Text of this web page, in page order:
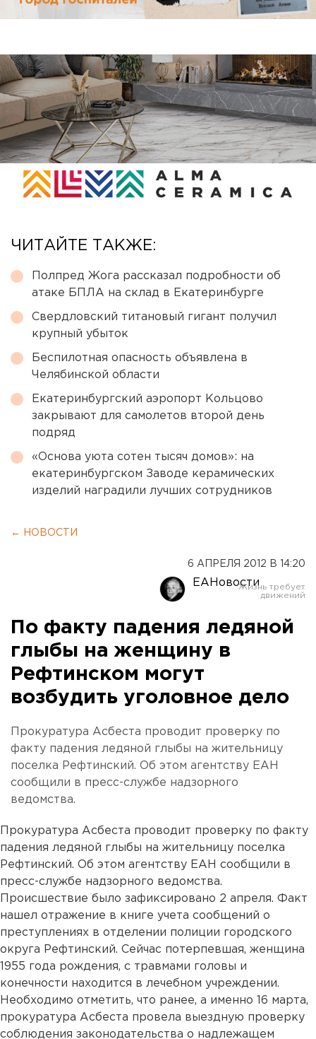
ЧИТАЙТЕ ТАКЖЕ:
Полпред Жога рассказал подробности об
атаке БПЛА на склад в Екатеринбурге
Свердловский титановый гигант получил
крупный убыток
Беспилотная опасность объявлена в
Челябинской области
Екатеринбургский аэропорт Кольцово
закрывают для самолетов второй день
подряд
«Основа уюта сотен тысяч домов»: на
екатеринбургском Заводе керамических
изделий наградили лучших сотрудников
← НОВОСТИ
6 АПРЕЛЯ 2012 В 14:20
ЕАНовости
По факту падения ледяной
глыбы на женщину в
Рефтинском могут
возбудить уголовное дело
Прокуратура Асбеста проводит проверку по
факту падения ледяной глыбы на жительницу
поселка Рефтинский. Об этом агентству ЕАН
сообщили в пресс-службе надзорного
ведомства.
Прокуратура Асбеста проводит проверку по факту
падения ледяной глыбы на жительницу поселка
Рефтинский. Об этом агентству ЕАН сообщили в
пресс-службе надзорного ведомства.
Происшествие было зафиксировано 2 апреля. Факт
нашел отражение в книге учета сообщений о
преступлениях в отделении полиции городского
округа Рефтинский. Сейчас потерпевшая, женщина
1955 года рождения, с травмами головы и
конечности находится в лечебном учреждении.
Необходимо отметить, что ранее, а именно 16 марта,
прокуратура Асбеста провела выездную проверку
соблюдения законодательства о надлежащем